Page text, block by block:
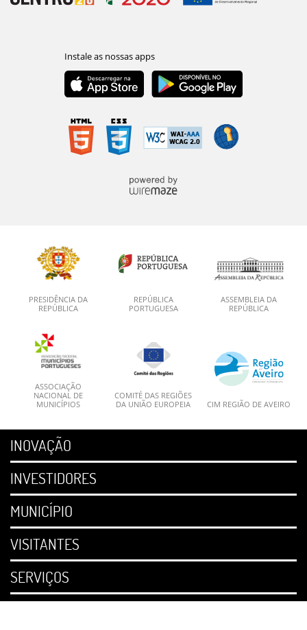
PRESIDÊNCIA DA
REPÚBLICA
REPÚBLICA
PORTUGUESA
ASSEMBLEIA DA
REPÚBLICA
ASSOCIAÇÃO
NACIONAL DE
MUNICÍPIOS
COMITÉ DAS REGIÕES
DA UNIÃO EUROPEIA
CIM REGIÃO DE AVEIRO
INOVAÇÃO
INVESTIDORES
MUNICÍPIO
VISITANTES
SERVIÇOS